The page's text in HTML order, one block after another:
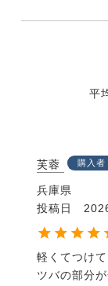
芙蓉 購入者
兵庫県
投稿日
軽くてつけ
ツバの部分